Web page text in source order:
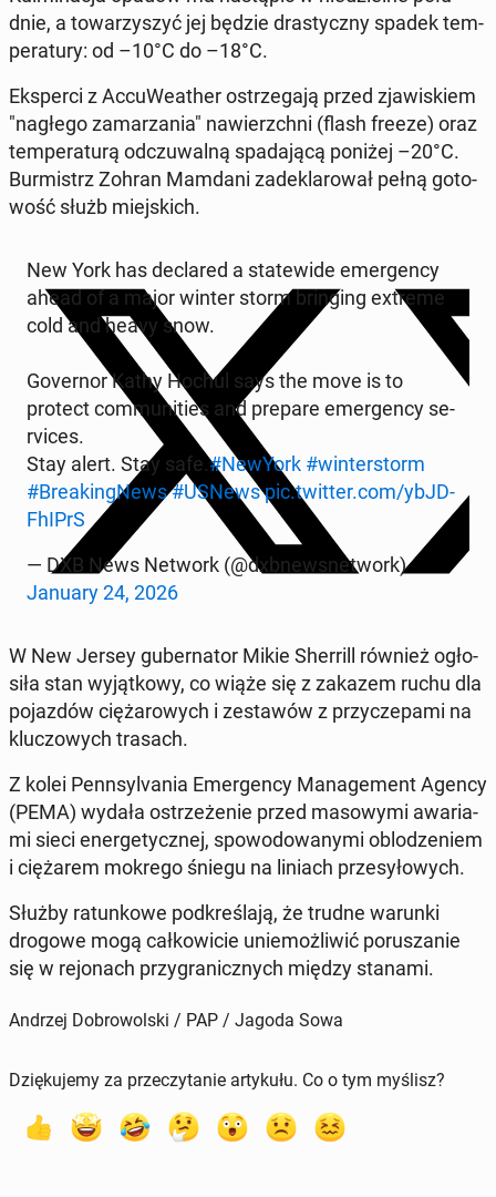
dnie, a to­wa­rzy­szyć jej będzie dra­stycz­ny spadek tem­
pe­ra­tu­ry: od –10°C do –18°C.
Eks­per­ci z Ac­cu­We­ather ostrze­ga­ją przed zja­wi­skiem
"nagłego za­ma­rza­nia" na­wierzch­ni (flash freeze) oraz
tem­pe­ra­tu­rą od­czu­wal­ną spa­da­ją­cą poniżej –20°C.
Bur­mistrz Zohran Mamdani za­de­kla­ro­wał pełną go­to­
wość służb miej­skich.
New York has dec­la­red a sta­te­wi­de emer­gen­cy
ahead of a major winter storm brin­ging extreme
cold and heavy snow.
Go­ver­nor Kathy Hochul says the move is to
protect com­mu­ni­ties and prepare emer­gen­cy se­
rvi­ces.
Stay alert. Stay safe.#NewYork #win­ter­storm
#Bre­akin­gNews#USNewspic.twitter.com/ybJD­
FhI­PrS
— DXB News Network (@dxb­new­sne­twork)
January 24, 2026
W New Jersey gu­ber­na­tor Mikie Sher­rill również ogło­
si­ła stan wy­jąt­ko­wy, co wiąże się z zakazem ruchu dla
po­jaz­dów cię­ża­ro­wych i ze­sta­wów z przy­cze­pa­mi na
klu­czo­wych trasach.
Z kolei Pen­n­sy­lva­nia Emer­gen­cy Ma­na­ge­ment Agency
(PEMA) wydała ostrze­że­nie przed ma­so­wy­mi awa­ria­
mi sieci ener­ge­tycz­nej, spo­wo­do­wa­ny­mi ob­lo­dze­niem
i cię­ża­rem mokrego śniegu na liniach prze­sy­ło­wych.
Służby ra­tun­ko­we pod­kre­śla­ją, że trudne warunki
drogowe mogą cał­ko­wi­cie unie­moż­li­wić po­ru­sza­nie
się w re­jo­nach przy­gra­nicz­nych między stanami.
Andrzej Dobrowolski / PAP / Jagoda Sowa
Dziękujemy za przeczytanie artykułu. Co o tym myślisz?